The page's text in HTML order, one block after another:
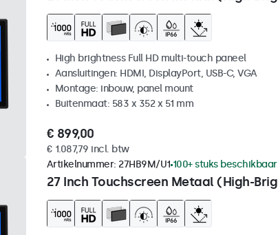
High brightness Full HD multi-touch paneel
Aansluitingen: HDMI, DisplayPort, USB-C, VGA
Montage: inbouw, panel mount
Buitenmaat: 583 x 352 x 51 mm
€ 899,00
€ 1.087,79 incl. btw
27 Inch Touchscreen Metaal (High-
Artikelnummer: 27HB9M/U1 100+ stuks beschikbaar